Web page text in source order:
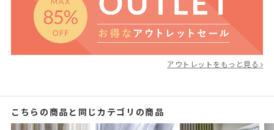
アウトレットをもっと見る
こちらの商品と同じカテゴリの商品